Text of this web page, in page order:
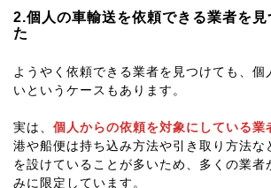
2.個人の車輸送を依頼できる業者を見
た
ようやく依頼できる業者を見つけても、個
いというケースもあります。
実は、 個人からの依頼を対象にしている業
港や船便は持ち込み方法や引き取り方法な
を設けていることが多いため、多くの業者
みに限定しています。